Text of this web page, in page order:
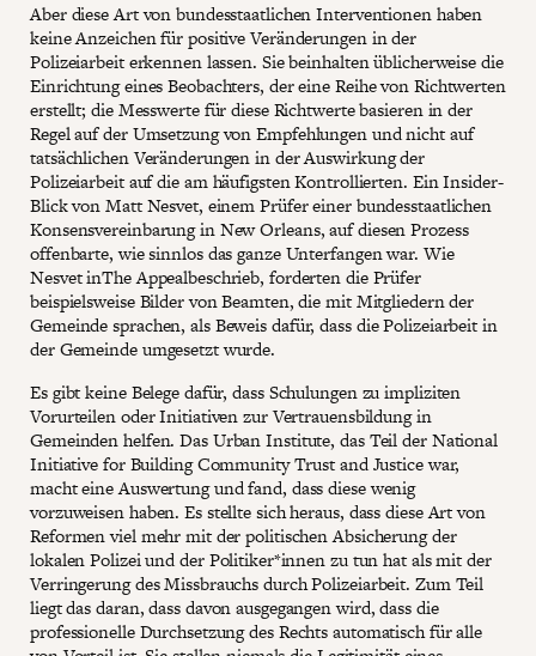
Aber diese Art von bundesstaatlichen Interventionen haben
keine Anzeichen für positive Veränderungen in der
Polizeiarbeit erkennen lassen. Sie beinhalten üblicherweise die
Einrichtung eines Beobachters, der eine Reihe von Richtwerten
erstellt; die Messwerte für diese Richtwerte basieren in der
Regel auf der Umsetzung von Empfehlungen und nicht auf
tatsächlichen Veränderungen in der Auswirkung der
Polizeiarbeit auf die am häufigsten Kontrollierten. Ein Insider-
Blick von Matt Nesvet, einem Prüfer einer bundesstaatlichen
Konsensvereinbarung in New Orleans, auf diesen Prozess
offenbarte, wie sinnlos das ganze Unterfangen war. Wie
Nesvet inThe Appealbeschrieb, forderten die Prüfer
beispielsweise Bilder von Beamten, die mit Mitgliedern der
Gemeinde sprachen, als Beweis dafür, dass die Polizeiarbeit in
der Gemeinde umgesetzt wurde.
Es gibt keine Belege dafür, dass Schulungen zu impliziten
Vorurteilen oder Initiativen zur Vertrauensbildung in
Gemeinden helfen. Das Urban Institute, das Teil der National
Initiative for Building Community Trust and Justice war,
macht eine Auswertung und fand, dass diese wenig
vorzuweisen haben. Es stellte sich heraus, dass diese Art von
Reformen viel mehr mit der politischen Absicherung der
lokalen Polizei und der Politiker*innen zu tun hat als mit der
Verringerung des Missbrauchs durch Polizeiarbeit. Zum Teil
liegt das daran, dass davon ausgegangen wird, dass die
professionelle Durchsetzung des Rechts automatisch für alle